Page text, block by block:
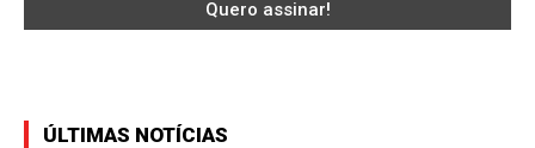
ÚLTIMAS NOTÍCIAS